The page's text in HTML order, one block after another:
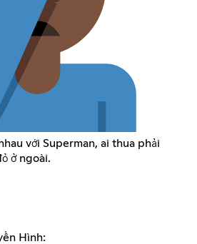
với Superman, ai thua phải
ở ngoài.
Hình: